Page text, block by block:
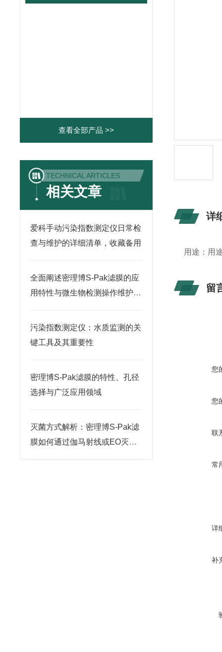
查看全部产品 >>
TECHNICAL ARTICLES
相关文章
爱科手动污染指数测定仪日常检
查与维护的详细清单，收藏备用
全面阐述密理博S-Pak滤膜的应
用特性与微生物检测操作维护指
污染指数测定仪：水质监测的关
键工具及其重要性
密理博S-Pak滤膜的特性、孔径
选择与广泛应用领域
灭菌方式解析：密理博S-Pak滤
膜如何通过伽马射线或EO灭菌
详
用途：用
留
您
您
联
常
详
补